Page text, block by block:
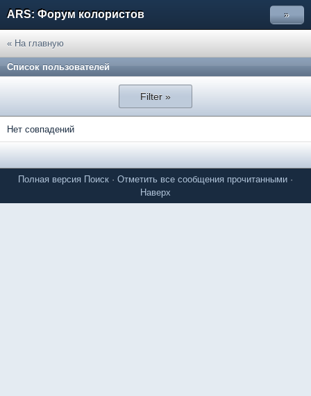
ARS: Форум колористов »
« На главную
Список пользователей
Filter »
Нет совпадений
Полная версия Поиск · Отметить все сообщения прочитанными ·
Наверх